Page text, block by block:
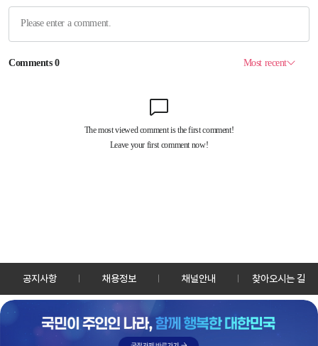
공지사항 채용정보 채널안내 찾아오시는 길
30128 세종특별자치시 정부2청사로 13 한국정책방송원 KTV
TEL: 044-204-8000
Copyrightⓒ KTV 국민방송 All Rights Reserved.